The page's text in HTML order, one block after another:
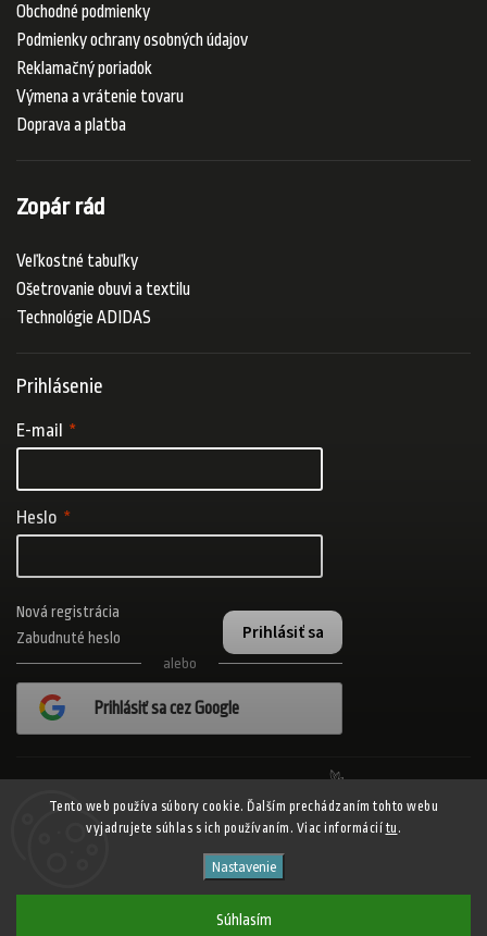
Tento web používa súbory cookie. Ďalším prechádzaním tohto webu
vyjadrujete súhlas s ich používaním. Viac informácií tu .
Nastavenie
Súhlasím
Obchodné podmienky
Podmienky ochrany osobných údajov
Reklamačný poriadok
Výmena a vrátenie tovaru
Doprava a platba
Zopár rád
Veľkostné tabuľky
Ošetrovanie obuvi a textilu
Technológie ADIDAS
Prihlásenie
E-mail
Heslo
Prihlásiť sa
Nová registrácia
Zabudnuté heslo
alebo
Prihlásiť sa cez Google
ADISPORT.sk - adidas online športový obchod
práva vyhradené.